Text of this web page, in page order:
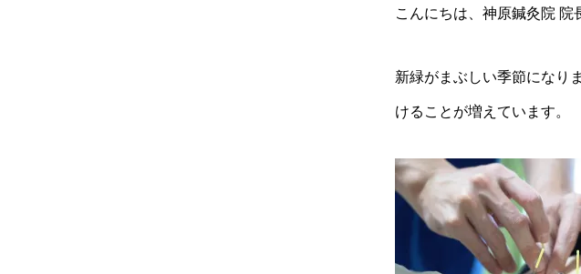
こんにちは、神原鍼灸院 院
新緑がまぶしい季節になり
けることが増えています。